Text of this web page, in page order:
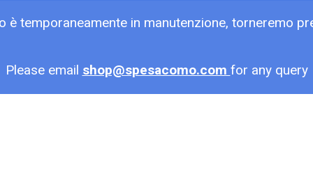
è temporaneamente in manutenzione, torneremo
Please email shop@spesacomo.com for any query